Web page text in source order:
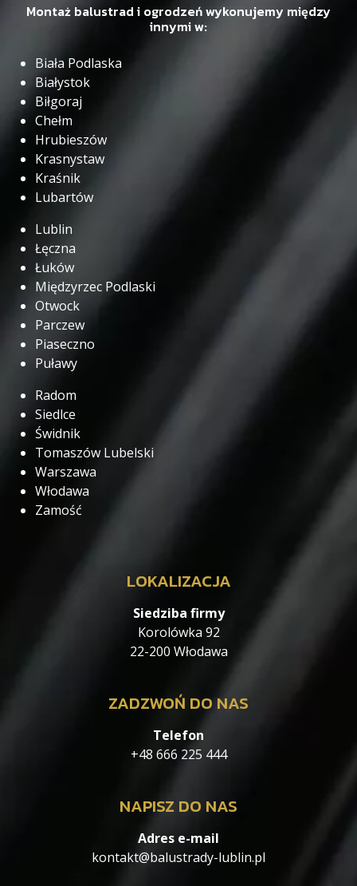
Montaż balustrad i ogrodzeń wykonujemy między
innymi w:
Biała Podlaska
Białystok
Biłgoraj
Chełm
Hrubieszów
Krasnystaw
Kraśnik
Lubartów
Lublin
Łęczna
Łuków
Międzyrzec Podlaski
Otwock
Parczew
Piaseczno
Puławy
Radom
Siedlce
Świdnik
Tomaszów Lubelski
Warszawa
Włodawa
Zamość
LOKALIZACJA
Siedziba firmy
Korolówka 92
22-200 Włodawa
ZADZWOŃ DO NAS
Telefon
+48 666 225 444
NAPISZ DO NAS
Adres e-mail
kontakt@balustrady-lublin.pl